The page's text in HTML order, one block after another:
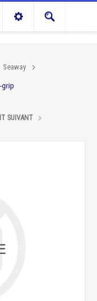
Seaway
grip
SUIVANT